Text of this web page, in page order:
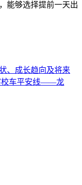
能够选择提前一天出
、成长趋向及将来
校车平安线——龙